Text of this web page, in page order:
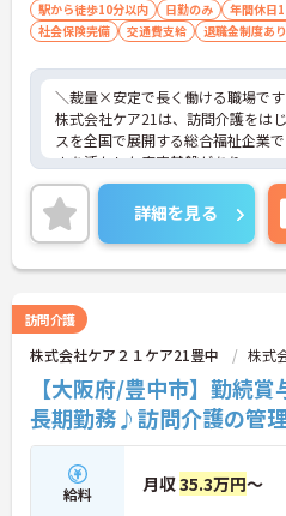
→ 安心して業務に集中できる環境
将来を見据えてキャリア継続がしや
・定年制度なしで長期勤務が可能
・退職金制度や持株会あり
・勤続年数に応じた手当支給あり
→ 腰を据えて働きたい方にもピッ
駅から徒歩10分以内 日勤のみ 年間休日
社会保険完備
交通費支給 退職金制度あり
＼裁量×安定で長く働ける職場で
株式会社ケア21は、訪問介護をは
スを全国で展開する総合福祉企業
さを活かした安定基盤がありつつ
運営の裁量があり、現場発信で動
す。利用者様の在宅から施設まで幅
め、視野を広げながらスキルアッ
エリアマネージャーのサポート体
「一人で抱え込まない」安心感が
■ 「高収入×納得感」しっかり稼
役割に応じた給与でモチベーショ
・月給35万円以上＋役付手当6万円
・特定処遇加算が給与に反映
・複数手当が整い、役割に応じた
→ 「頑張りが収入に見える」仕組
詳細を見る
訪問介護
株式会社ケア２１ケア21豊中 株式
【大阪府/豊中市】勤続
長期勤務♪訪問介護の管
給料 月収35.3万円～